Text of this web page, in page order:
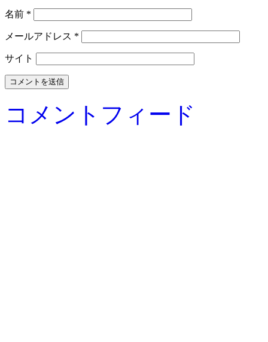
名前 *
メールアドレス *
サイト
コメントフィード